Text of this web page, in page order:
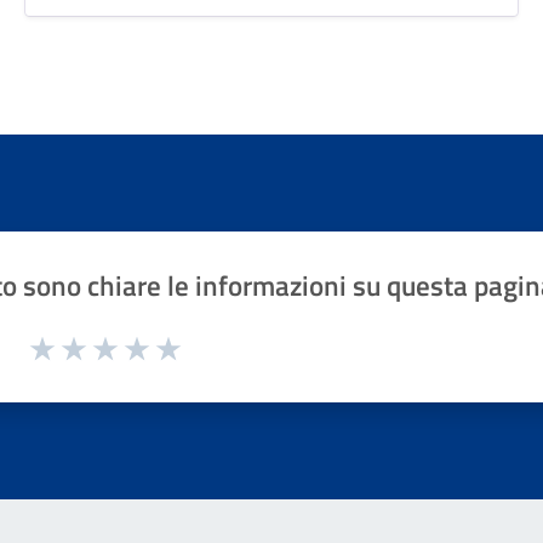
sono chiare le informazioni su questa
1 a 5 stelle la pagina